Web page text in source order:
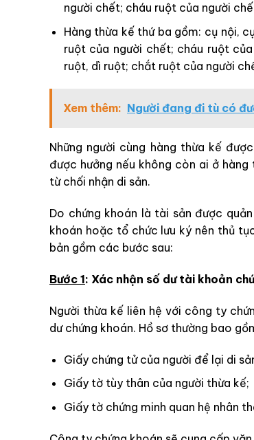
người chết; cháu ruột của người
Hàng thừa kế thứ ba gồm: cụ nội,
ruột của người chết; cháu ruột
ruột, dì ruột; chắt ruột của người
Xem thêm: Người đang đi tù có
Những người cùng hàng thừa kế
được hưởng nếu không còn ai ở
từ chối nhận di sản.
Do chứng khoán là tài sản được
khoán hoặc tổ chức lưu ký nên thủ
bản gồm các bước sau:
Bước 1: Xác nhận số dư tài khoản
Người thừa kế liên hệ với công ty
dư chứng khoán. Hồ sơ thường bao
Giấy chứng tử của người để lại di
Giấy tờ tùy thân của người thừa kế;
Giấy tờ chứng minh quan hệ nhân